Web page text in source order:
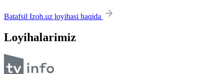
Batafsil Izoh.uz loyihasi haqida
Loyihalarimiz